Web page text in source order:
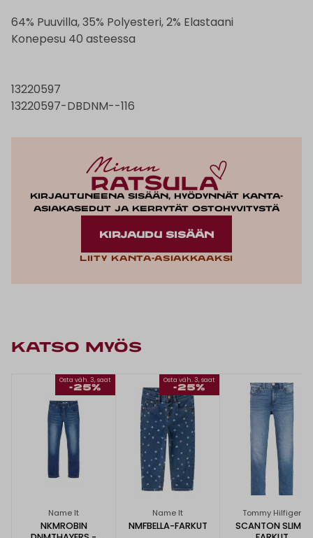
64% Puuvilla, 35% Polyesteri, 2% Elastaani
Konepesu 40 asteessa
13220597
13220597-DBDNM--116
Kirjautuneena sisään, hyödynnät kanta-
asiakasedut ja kerrytät ostohyvitystä
KIRJAUDU SISÄÄN
Liity kanta-asiakkaaksi
KATSO MYÖS
Osta väh. 3, saat
-25%
Name It
NKMROBIN
Osta väh. 3, saat
-25%
Name It
NMFBELLA-FARKUT
Tommy Hilfiger
SCANTON SLIM -